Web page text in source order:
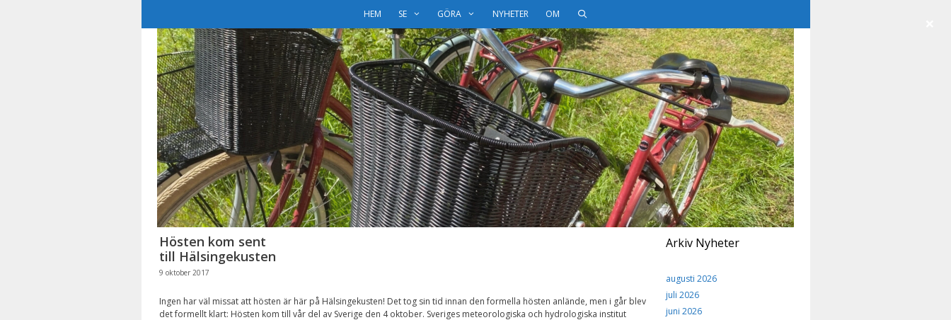
HEM SE GÖRA NYHETER OM
Hösten kom sent
till Hälsingekusten
9 oktober 2017
Ingen har väl missat att hösten är här på Hälsingekusten! Det tog sin tid innan den formella hösten anlände, men i går blev
det formellt klart: Hösten kom till vår del av Sverige den 4 oktober. Sveriges meteorologiska och hydrologiska institut
Arkiv Nyheter
augusti 2026
juli 2026
juni 2026